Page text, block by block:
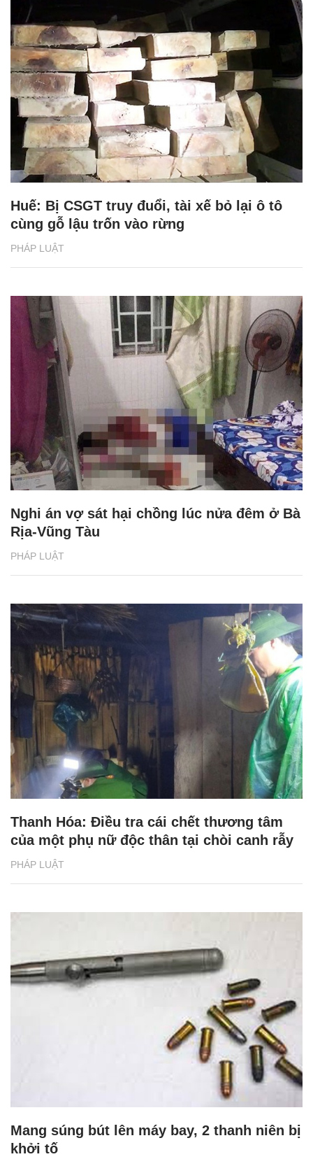
PHÁP LUẬT
Huế: Bị CSGT truy đuổi, tài xế bỏ lại ô tô
cùng gỗ lậu trốn vào rừng
PHÁP LUẬT
Nghi án vợ sát hại chồng lúc nửa đêm ở Bà
Rịa-Vũng Tàu
PHÁP LUẬT
Thanh Hóa: Điều tra cái chết thương tâm
của một phụ nữ độc thân tại chòi canh rẫy
Mang súng bút lên máy bay, 2 thanh niên bị
khởi tố